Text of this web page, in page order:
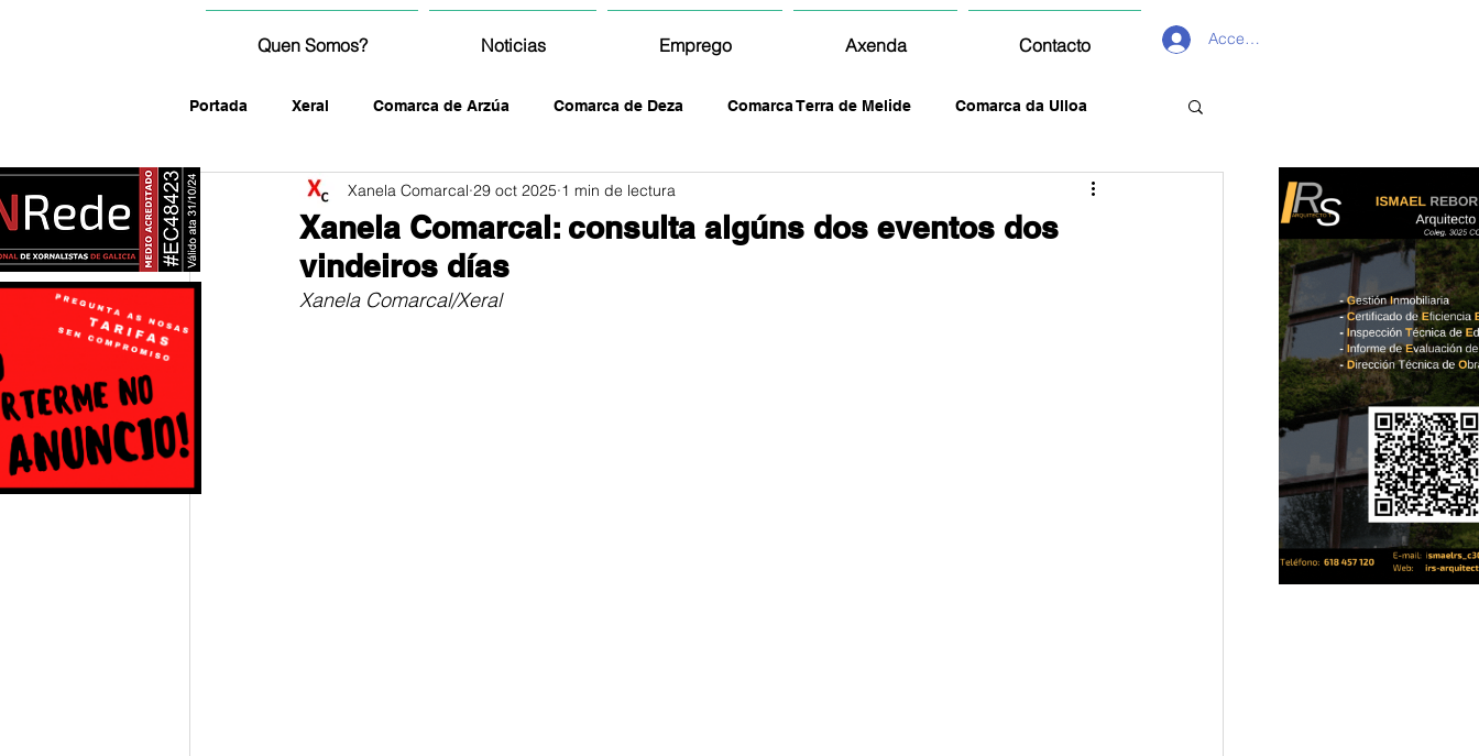
Quen Somos? Noticias Emprego Axenda Contacto Acceder
Portada Xeral Comarca de Arzúa Comarca de Deza Comarca Terra de Melide Comarca da Ulloa
Xanela Comarcal: consulta algúns dos eventos dos
vindeiros días
Xanela Comarcal 29 oct 2025 1 min de lectura
Xanela Comarcal/Xeral